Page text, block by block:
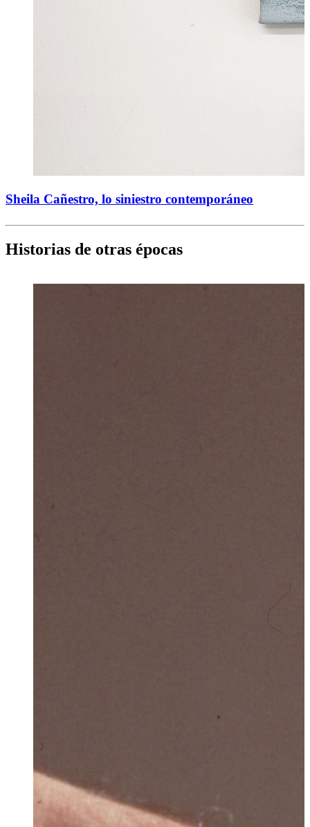
Sheila Cañestro, lo siniestro contemporáneo
Historias de otras épocas